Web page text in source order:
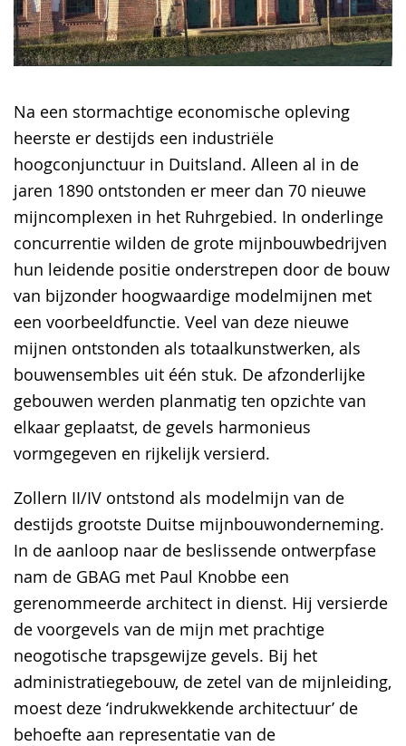
Na een stormachtige economische opleving
heerste er destijds een industriële
hoogconjunctuur in Duitsland. Alleen al in de
jaren 1890 ontstonden er meer dan 70 nieuwe
mijncomplexen in het Ruhrgebied. In onderlinge
concurrentie wilden de grote mijnbouwbedrijven
hun leidende positie onderstrepen door de bouw
van bijzonder hoogwaardige modelmijnen met
een voorbeeldfunctie. Veel van deze nieuwe
mijnen ontstonden als totaalkunstwerken, als
bouwensembles uit één stuk. De afzonderlijke
gebouwen werden planmatig ten opzichte van
elkaar geplaatst, de gevels harmonieus
vormgegeven en rijkelijk versierd.
Zollern II/IV ontstond als modelmijn van de
destijds grootste Duitse mijnbouwonderneming.
In de aanloop naar de beslissende ontwerpfase
nam de GBAG met Paul Knobbe een
gerenommeerde architect in dienst. Hij versierde
de voorgevels van de mijn met prachtige
neogotische trapsgewijze gevels. Bij het
administratiegebouw, de zetel van de mijnleiding,
moest deze ‘indrukwekkende architectuur’ de
behoefte aan representatie van de